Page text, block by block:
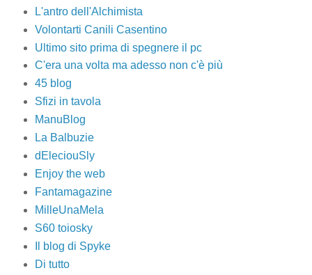
L'antro dell'Alchimista
Volontarti Canili Casentino
Ultimo sito prima di spegnere il pc
C'era una volta ma adesso non c'è più
45 blog
Sfizi in tavola
ManuBlog
La Balbuzie
dEleciouSly
Enjoy the web
Fantamagazine
MilleUnaMela
S60 toiosky
Il blog di Spyke
Di tutto